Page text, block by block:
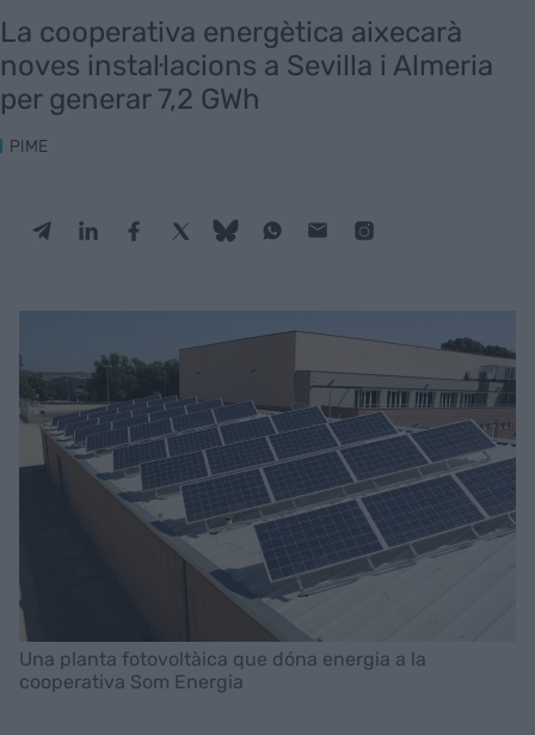
La cooperativa energètica aixecarà
noves instal·lacions a Sevilla i Almeria
per generar 7,2 GWh
PIME
Una planta fotovoltàica que dóna energia a la
cooperativa Som Energia